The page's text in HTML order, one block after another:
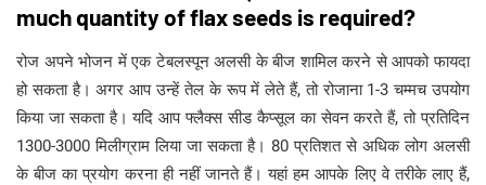
much quantity of flax seeds is required?
रोज अपने भोजन में एक टेबलस्पून अलसी के बीज शामिल करने से आपको फायदा
हो सकता है। अगर आप उन्हें तेल के रूप में लेते हैं, तो रोजाना 1-3 चम्मच उपयोग
किया जा सकता है। यदि आप फ्लैक्स सीड कैप्सूल का सेवन करते हैं, तो प्रतिदिन
1300-3000 मिलीग्राम लिया जा सकता है। 80 प्रतिशत से अधिक लोग अलसी
के बीज का प्रयोग करना ही नहीं जानते हैं। यहां हम आपके लिए वे तरीके लाए हैं,